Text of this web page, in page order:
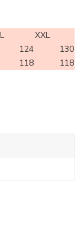
XXL
124
130
118 118